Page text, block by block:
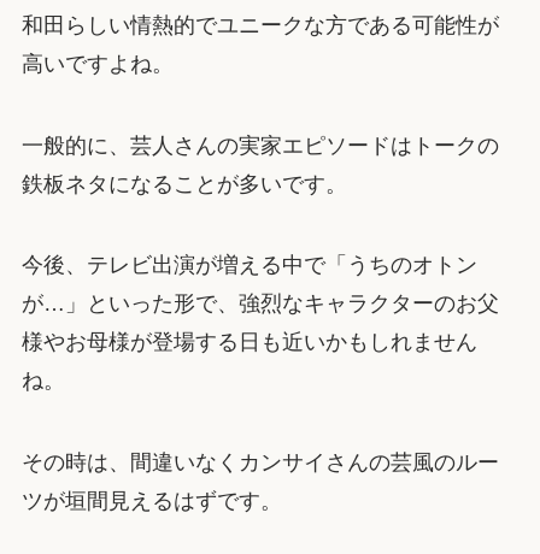
和田らしい情熱的でユニークな方である可能性が
高いですよね。
一般的に、芸人さんの実家エピソードはトークの
鉄板ネタになることが多いです。
今後、テレビ出演が増える中で「うちのオトン
が…」といった形で、強烈なキャラクターのお父
様やお母様が登場する日も近いかもしれません
ね。
その時は、間違いなくカンサイさんの芸風のルー
ツが垣間見えるはずです。